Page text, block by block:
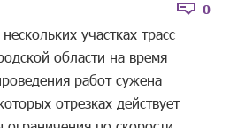
0
участках трасс
области на время
работ сужена
отрезках действует